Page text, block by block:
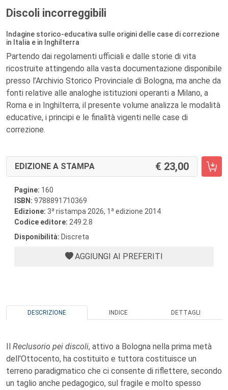
Discoli incorreggibili
Indagine storico-educativa sulle origini delle case di correzione
in Italia e in Inghilterra
Partendo dai regolamenti ufficiali e dalle storie di vita
ricostruite attingendo alla vasta documentazione disponibile
presso l’Archivio Storico Provinciale di Bologna, ma anche da
fonti relative alle analoghe istituzioni operanti a Milano, a
Roma e in Inghilterra, il presente volume analizza le modalità
educative, i principi e le finalità vigenti nelle case di
correzione.
EDIZIONE A STAMPA 23,00
Pagine: 160
ISBN: 9788891710369
Edizione: 3a ristampa 2026, 1 a edizione 2014
Codice editore: 249.2.8
Disponibilità: Discreta
AGGIUNGI AI PREFERITI
DESCRIZIONE INDICE DETTAGLI
Il Reclusorio pei discoli, attivo a Bologna nella prima metà
dell'Ottocento, ha costituito e tuttora costituisce un
terreno paradigmatico che ci consente di riflettere, secondo
un taglio anche pedagogico, sul fragile e molto spesso